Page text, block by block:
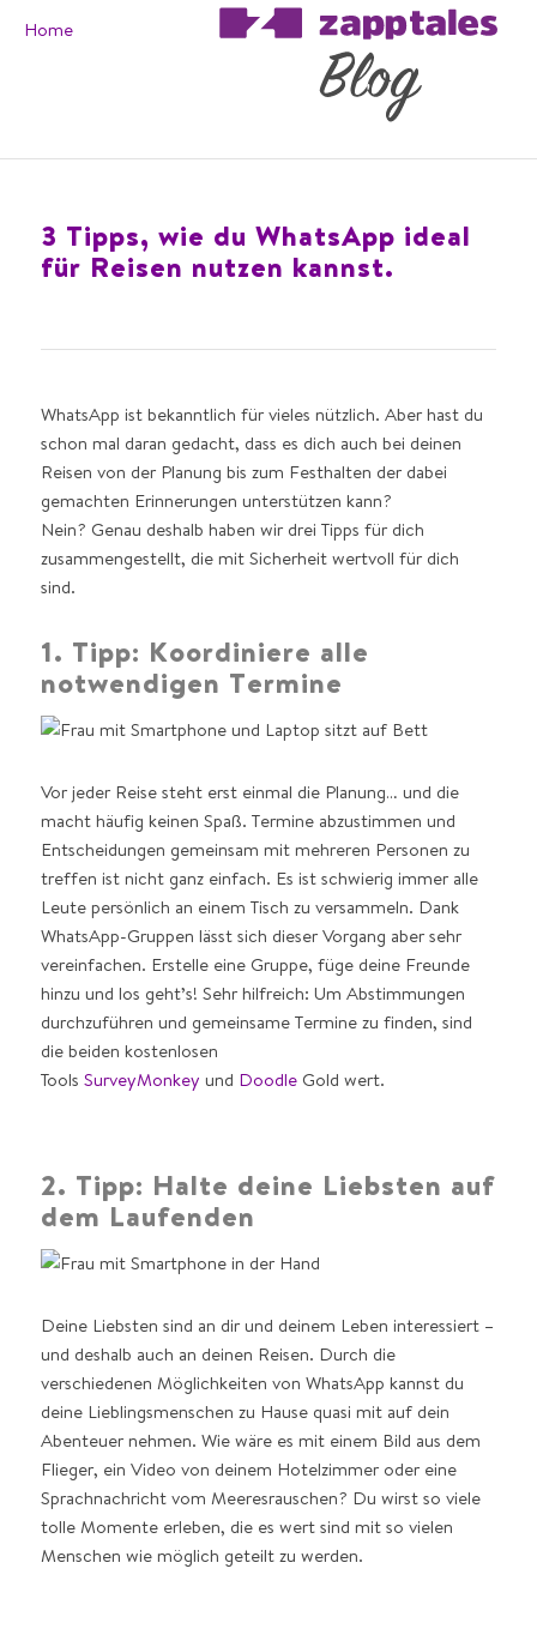
Home
3 Tipps, wie du WhatsApp ideal
für Reisen nutzen kannst.
WhatsApp ist bekanntlich für vieles nützlich. Aber hast du
schon mal daran gedacht, dass es dich auch bei deinen
Reisen von der Planung bis zum Festhalten der dabei
gemachten Erinnerungen unterstützen kann?
Nein? Genau deshalb haben wir drei Tipps für dich
zusammengestellt, die mit Sicherheit wertvoll für dich
sind.
1. Tipp: Koordiniere alle
notwendigen Termine
Vor jeder Reise steht erst einmal die Planung… und die
macht häufig keinen Spaß. Termine abzustimmen und
Entscheidungen gemeinsam mit mehreren Personen zu
treffen ist nicht ganz einfach. Es ist schwierig immer alle
Leute persönlich an einem Tisch zu versammeln. Dank
WhatsApp-Gruppen lässt sich dieser Vorgang aber sehr
vereinfachen. Erstelle eine Gruppe, füge deine Freunde
hinzu und los geht’s! Sehr hilfreich: Um Abstimmungen
durchzuführen und gemeinsame Termine zu finden, sind
die beiden kostenlosen
Tools SurveyMonkey und DoodleGold wert.
2. Tipp: Halte deine Liebsten auf
dem Laufenden
Deine Liebsten sind an dir und deinem Leben interessiert –
und deshalb auch an deinen Reisen. Durch die
verschiedenen Möglichkeiten von WhatsApp kannst du
deine Lieblingsmenschen zu Hause quasi mit auf dein
Abenteuer nehmen. Wie wäre es mit einem Bild aus dem
Flieger, ein Video von deinem Hotelzimmer oder eine
Sprachnachricht vom Meeresrauschen? Du wirst so viele
tolle Momente erleben, die es wert sind mit so vielen
Menschen wie möglich geteilt zu werden.